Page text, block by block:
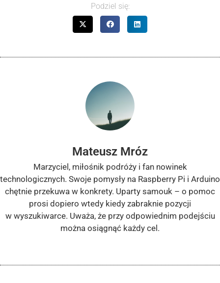
Podziel się:
Mateusz Mróz
Marzyciel, miłośnik podróży i fan nowinek
technologicznych. Swoje pomysły na Raspberry Pi i Arduino
chętnie przekuwa w konkrety. Uparty samouk – o pomoc
prosi dopiero wtedy kiedy zabraknie pozycji
w wyszukiwarce. Uważa, że przy odpowiednim podejściu
można osiągnąć każdy cel.